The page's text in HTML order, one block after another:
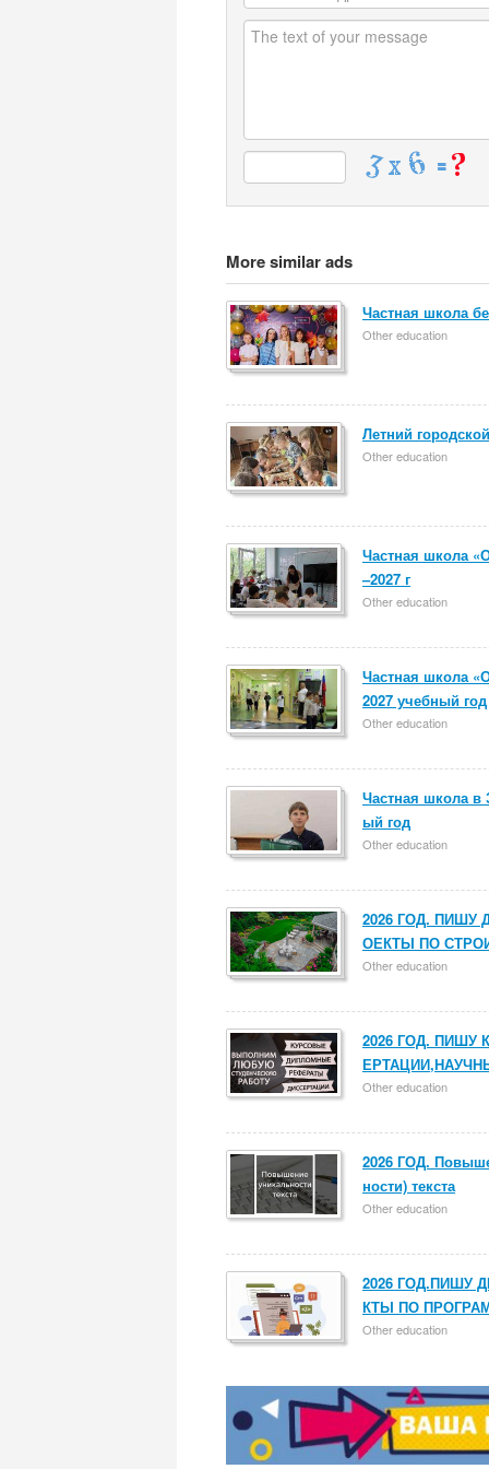
More similar ads
Частная школа
Other education
Летний
Other education
Частная школа
–2027 г
Other education
Частная школа
2027 учебный год
Other education
Частная школа
ый год
Other education
2026 ГОД.
ОЕКТЫ ПО
Other education
2026 ГОД.
Other education
2026 ГОД.
ности) текста
Other education
2026 ГОД.ПИШУ
КТЫ ПО
Other education